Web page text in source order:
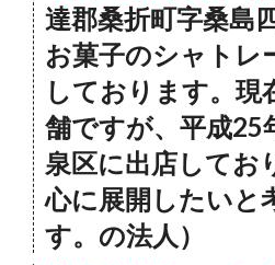
達郡桑折町字桑島
お菓子のシャトレ
しております。現
舗ですが、平成25
泉区に出店してお
心に展開したいと
す。の法人）